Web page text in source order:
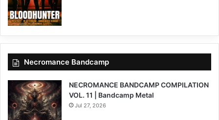
Necromance Bandcamp
NECROMANCE BANDCAMP COMPILATION
VOL. 11 | Bandcamp Metal
Jul 27, 2026